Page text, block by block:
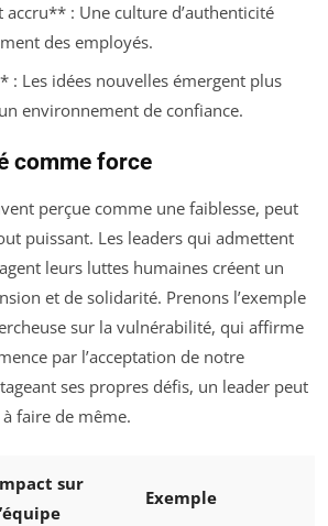
accru** : Une culture d’authenticité
des employés.
Les idées nouvelles émergent plus
environnement de confiance.
comme force
perçue comme une faiblesse, peut
puissant. Les leaders qui admettent
leurs luttes humaines créent un
et de solidarité. Prenons l’exemple
sur la vulnérabilité, qui affirme
par l’acceptation de notre
ses propres défis, un leader peut
faire de même.
sur
Exemple